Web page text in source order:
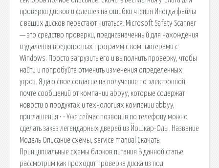
проверки дисков и флешек на ошибки чтения Иногда файлы
с ваших дисков перестают читаться. Microsoft Safety Scanner
— это средство проверки, предназначенный для нахождения
и удаления вредоносных программ с компьютерами с
Windows. Просто загрузить его и выполнить проверку, чтобы
найти и попробуйте отменить изменения определенных
угроз. Я даю свое согласие на получение по электронной
почте сообщений от компании abbyy, которые содержат
новости о продуктах и технологиях компании abbyy,
приглашения • • Уже сейчас позвонив по телефону можно
сделать заказ легендарных дверей из Йошкар-Олы. Название
Модель Описание схемы, service manual Скачать;
Принципиальные схемы блоков питания В данной статье
рассмотрим как проходит проверка диска из под